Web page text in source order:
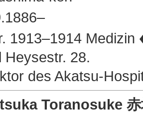
1913–1914 Medizin
Heysestr. 28.
des Akatsu-
Toranosuke 赤